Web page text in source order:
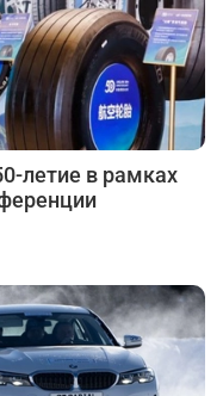
летие в рамках